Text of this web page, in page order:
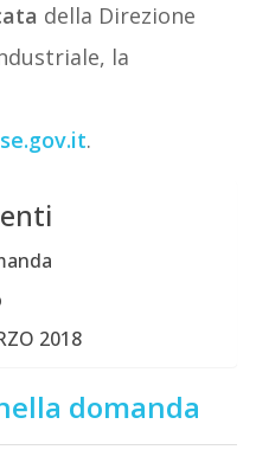
della Direzione
la
.
2018
domanda